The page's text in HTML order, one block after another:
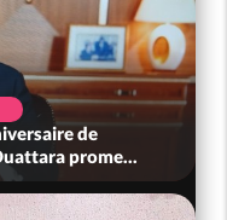
de
prome...